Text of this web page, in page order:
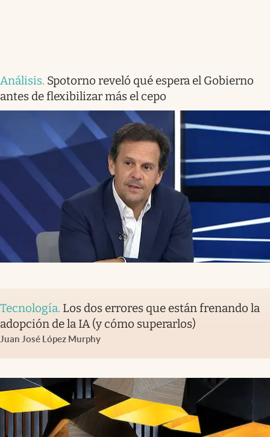
Análisis. Spotorno reveló qué espera el Gobierno
antes de flexibilizar más el cepo
Tecnología. Los dos errores que están frenando la
adopción de la IA (y cómo superarlos)
Juan José López Murphy